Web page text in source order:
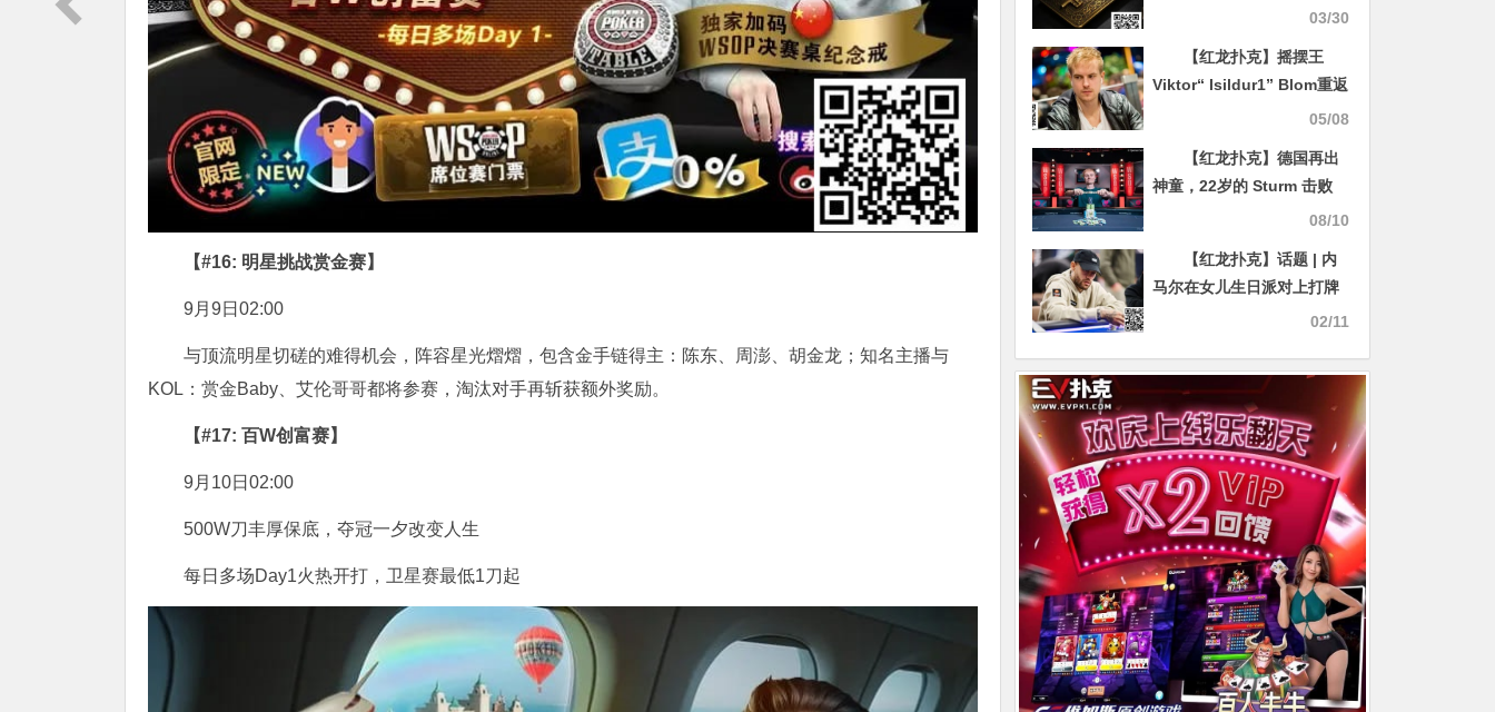
【#16: 明星挑战赏金赛】
9月9日02:00
与顶流明星切磋的难得机会，阵容星光熠熠，包含金手链得主：陈东、周澎、胡金龙；知名主播与
KOL：赏金Baby、艾伦哥哥都将参赛，淘汰对手再斩获额外奖励。
【#17: 百W创富赛】
9月10日02:00
500W刀丰厚保底，夺冠一夕改变人生
每日多场Day1火热开打，卫星赛最低1刀起
大黄金主赛事！更有周五猎
03/30
【红龙扑克】摇摆王
Viktor“ Isildur1” Blom重返
05/08
【红龙扑克】德国再出
神童，22岁的 Sturm 击败
75岁的 Klein，夺得豪客赛
08/10
【红龙扑克】话题 | 内
马尔在女儿生日派对上打牌
02/11